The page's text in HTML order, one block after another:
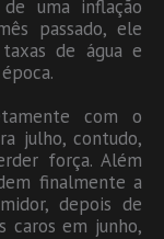
uma inflação
passado, ele
de água e
com o
julho, contudo,
força. Além
finalmente a
depois de
caros em junho,